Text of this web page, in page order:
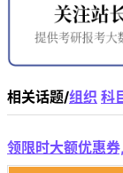
相关话题/组织 科
领限时大额优惠